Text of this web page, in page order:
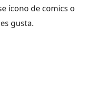
ícono de comics o
gusta.